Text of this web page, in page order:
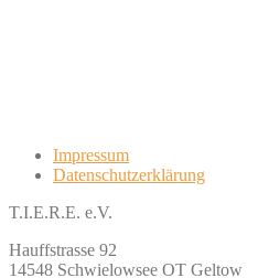
Impressum
Datenschutzerklärung
T.I.E.R.E. e.V.
Hauffstrasse 92
14548 Schwielowsee OT Geltow